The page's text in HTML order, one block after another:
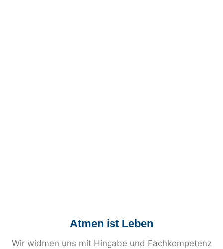
Atmen ist Leben
Wir widmen uns mit Hingabe und Fachkompetenz